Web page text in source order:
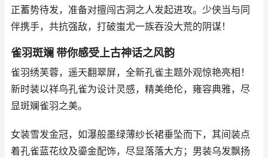
正蓄势待发，准备对擅闯古洞之人发起进攻。少侠当与同
伴携手，共抗强敌，打破蚩尤一族吞没大荒的阴谋！
雀羽斑斓 带你感受上古神话之风韵
雀羽绣芙蓉，遥天翻翠屏，全新孔雀主题外观惊艳亮相！
新时装以祥鸟孔雀为设计灵感，精美绝伦，雍容典雅，尽
显斑斓雀羽之美。
女装雪发金冠，如瀑般墨绿薄纱长裙垂坠而下，其间装点
着孔雀蓝花纹及鎏金配饰，尽显落落大方；男装乌发飘扬